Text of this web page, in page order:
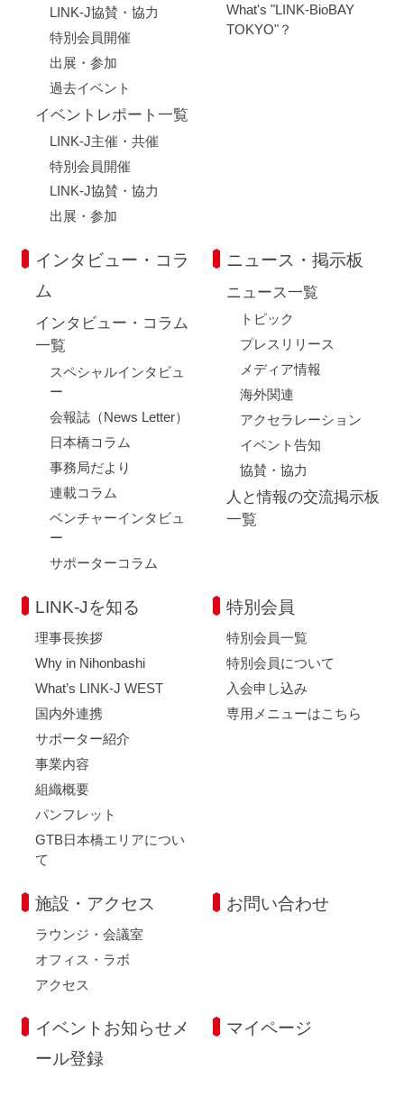
LINK-J協賛・協力
特別会員開催
出展・参加
過去イベント
イベントレポート一覧
LINK-J主催・共催
特別会員開催
LINK-J協賛・協力
出展・参加
What's "LINK-BioBAY
TOKYO"？
インタビュー・コラ
ム
インタビュー・コラム
一覧
スペシャルインタビュ
ー
会報誌（News Letter）
日本橋コラム
事務局だより
連載コラム
ベンチャーインタビュ
ー
サポーターコラム
ニュース・掲示板
ニュース一覧
トピック
プレスリリース
メディア情報
海外関連
アクセラレーション
イベント告知
協賛・協力
人と情報の交流掲示板
一覧
LINK-Jを知る
理事長挨拶
Why in Nihonbashi
What’s LINK-J WEST
国内外連携
サポーター紹介
事業内容
組織概要
パンフレット
GTB日本橋エリアについ
て
特別会員
特別会員一覧
特別会員について
入会申し込み
専用メニューはこちら
施設・アクセス
ラウンジ・会議室
オフィス・ラボ
アクセス
お問い合わせ
イベントお知らせメ
ール登録
マイページ